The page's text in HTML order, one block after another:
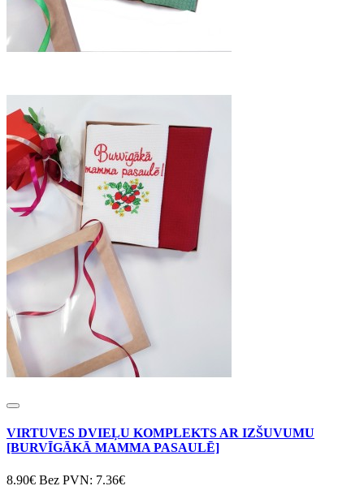
VIRTUVES DVIEĻU KOMPLEKTS AR IZŠUVUMU
[BURVĪGĀKĀ MAMMA PASAULĒ]
8.90€ Bez PVN: 7.36€